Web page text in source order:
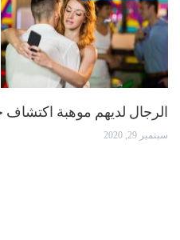
الرجال لديهم موهبة اكتشاف
سبتمبر 29, 2020